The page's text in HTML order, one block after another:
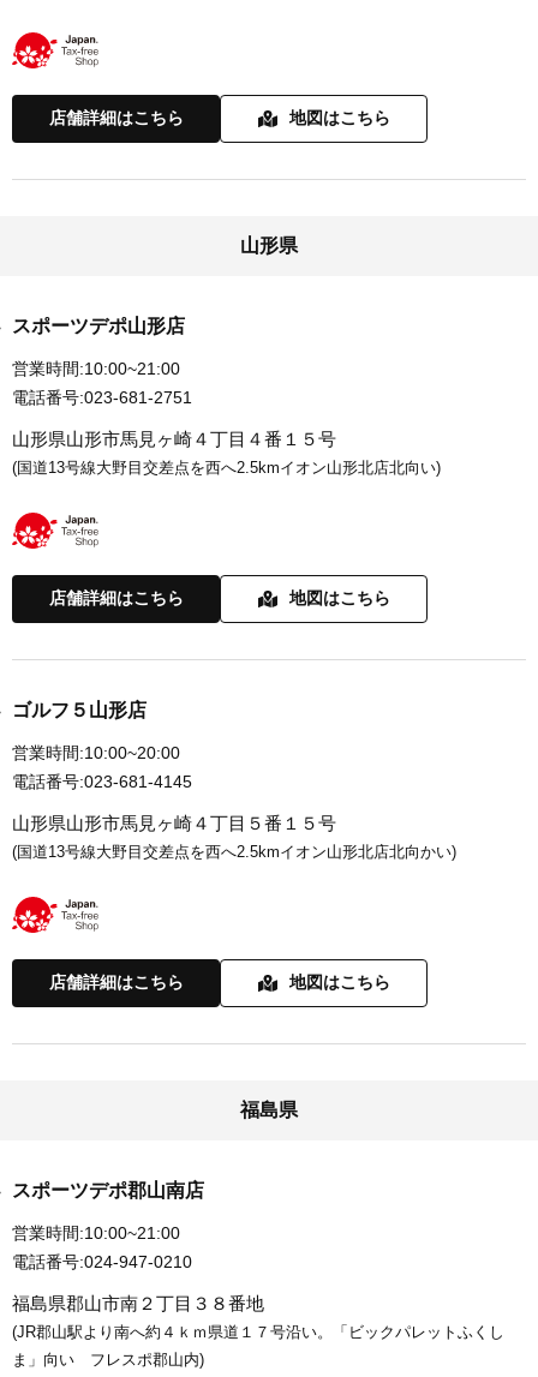
店舗詳細はこちら 地図はこちら
山形県
スポーツデポ山形店
営業時間:10:00~21:00
電話番号:023-681-2751
山形県山形市馬見ヶ崎４丁目４番１５号
(国道13号線大野目交差点を西へ2.5kmイオン山形北店北向い)
店舗詳細はこちら 地図はこちら
ゴルフ５山形店
営業時間:10:00~20:00
電話番号:023-681-4145
山形県山形市馬見ヶ崎４丁目５番１５号
(国道13号線大野目交差点を西へ2.5kmイオン山形北店北向かい)
店舗詳細はこちら 地図はこちら
福島県
スポーツデポ郡山南店
営業時間:10:00~21:00
電話番号:024-947-0210
福島県郡山市南２丁目３８番地
(JR郡山駅より南へ約４ｋｍ県道１７号沿い。「ビックパレットふくし
ま」向い フレスポ郡山内)